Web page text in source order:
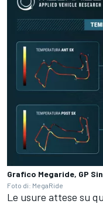
Grafico Megaride, GP
Foto di: MegaRide
Le usure attese su